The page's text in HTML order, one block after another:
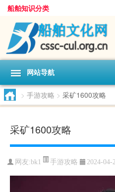
船舶知识分类
网站导航
> 手游攻略 > 采矿1600攻略
采矿1600攻略
网友:bk1 手游攻略 2024-04-